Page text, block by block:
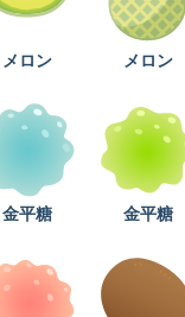
メロン メロン
金平糖 金平糖